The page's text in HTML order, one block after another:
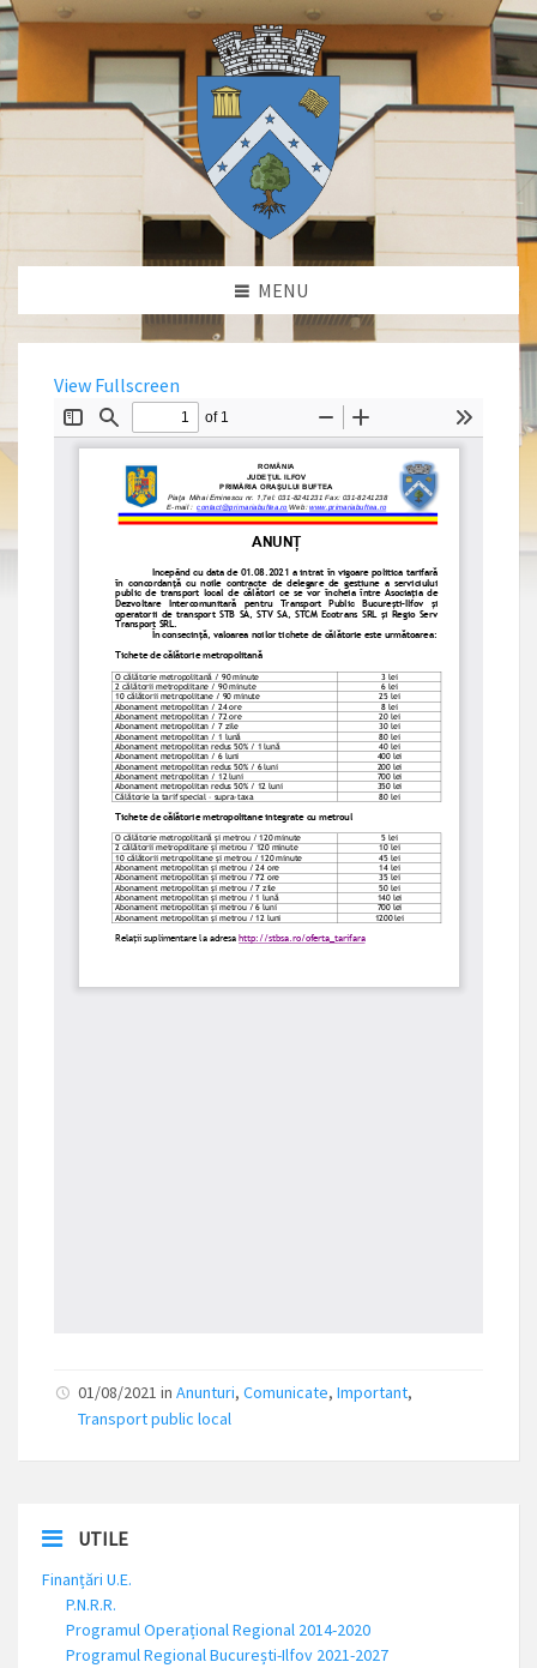
MENU
View Fullscreen
01/08/2021 in Anunturi, Comunicate, Important,
Transport public local
UTILE
Finanțări U.E.
P.N.R.R.
Programul Operațional Regional 2014-2020
Programul Regional București-Ilfov 2021-2027